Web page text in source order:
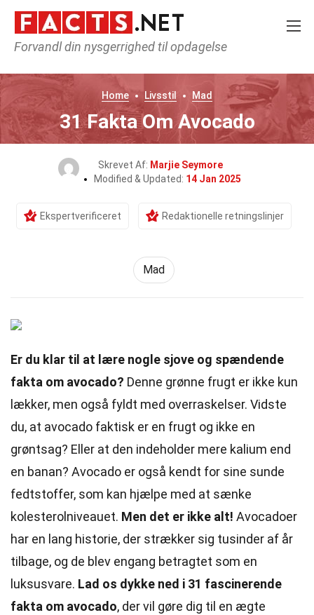
Forvandl din nysgerrighed til opdagelse
Home Livsstil Mad
31 Fakta Om Avocado
Skrevet Af: Marjie Seymore
Modified & Updated: 14 Jan 2025
Ekspertverificeret Redaktionelle retningslinjer
Mad
Er du klar til at lære nogle sjove og spændende
fakta om avocado? Denne grønne frugt er ikke kun
lækker, men også fyldt med overraskelser. Vidste
du, at avocado faktisk er en frugt og ikke en
grøntsag? Eller at den indeholder mere kalium end
en banan? Avocado er også kendt for sine sunde
fedtstoffer, som kan hjælpe med at sænke
kolesterolniveauet. Men det er ikke alt! Avocadoer
har en lang historie, der strækker sig tusinder af år
tilbage, og de blev engang betragtet som en
luksusvare. Lad os dykke ned i 31 fascinerende
fakta om avocado, der vil gøre dig til en ægte